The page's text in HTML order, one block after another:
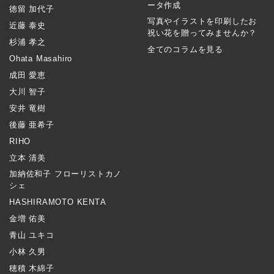
徳留 加代子
近藤 泰史
杉浦 孝之
Ohata Masahiro
成田 愛恵
大川 智子
安井 竜樹
後藤 亜希子
RIHO
立本 清美
加納佐和子 フローリストカノ
シェ
HASHIRAMOTO KENTA
金増 佑美
青山 ユキコ
小林 久男
穂積 木綿子
ータ作成
写真やイラストを印刷したお
祝い花を贈ってみませんか？
全てのコラムを見る